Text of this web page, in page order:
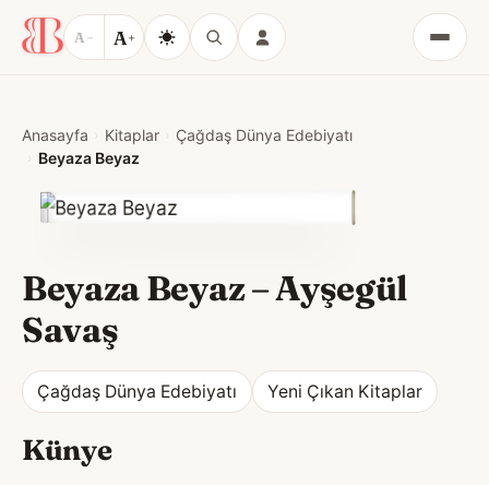
A − A+
Menü
Anasayfa Kitaplar
Çağdaş Dünya Edebiyatı
Beyaza Beyaz
Beyaza Beyaz–Ayşegül
Savaş
Çağdaş Dünya Edebiyatı Yeni Çıkan Kitaplar
Künye